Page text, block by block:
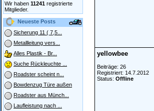
Wir haben 11241 registrierte
Mitglieder.
Neueste Posts
Sicherung 11 ( 7,5...
Metallleitung vers...
Alles Plastik - Br...
Suche Rückleuchte ...
Roadster scheint n...
Bowdenzug Türe außen
Roadster aus Münch...
Laufleistung nach ...
yellowbee
Beiträge: 26
Registriert: 14.7.2012
Status: Offline